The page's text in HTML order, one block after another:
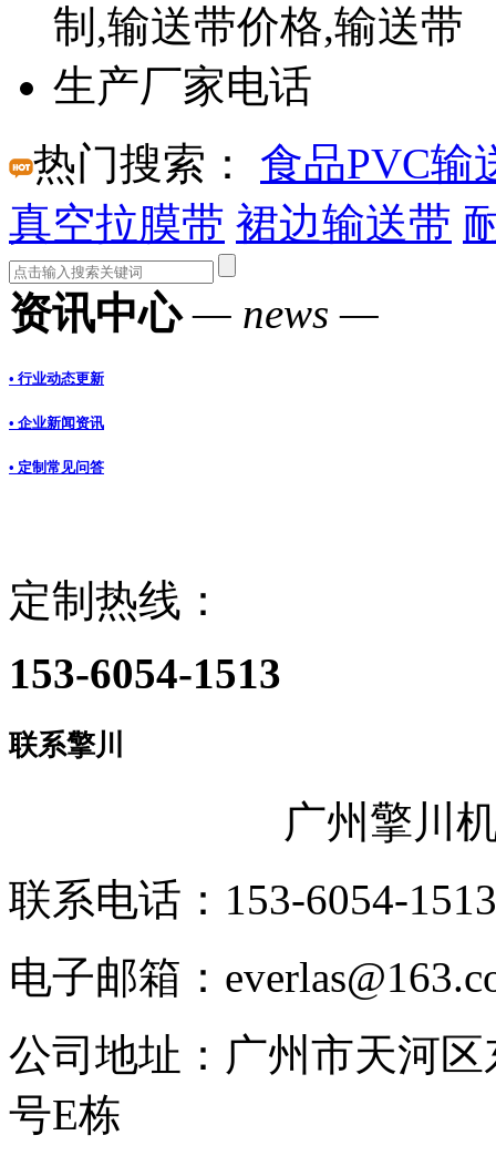
热门搜索：
食品PVC输
真空拉膜带 裙边输送带
资讯中心— news —
• 行业动态更新
• 企业新闻资讯
• 定制常见问答
定制热线：
153-6054-1513
联系擎川
广州擎川
联系电话：153-6054-1513
电子邮箱：
公司地址：广州市天河
号E栋